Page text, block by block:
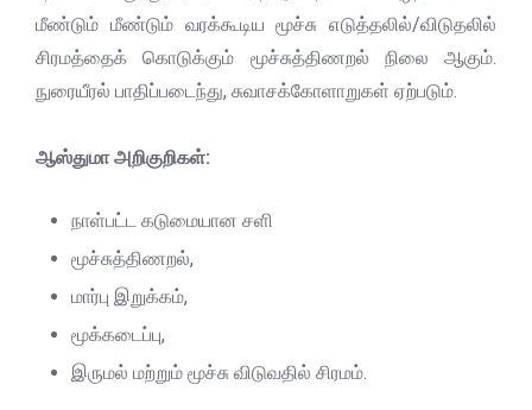
மீண்டும் மீண்டும் வரக்கூடிய மூச்சு எடுத்தலில்/விடுதலில்
சிரமத்தைக் கொடுக்கும் மூச்சுத்திணறல் நிலை ஆகும்.
நுரையீரல் பாதிப்படைந்து, சுவாசக்கோளாறுகள் ஏற்படும்.
ஆஸ்துமா அறிகுறிகள்:
நாள்பட்ட கடுமையான சளி
மூச்சுத்திணறல்,
மார்பு இறுக்கம்,
மூக்கடைப்பு,
இருமல் மற்றும் மூச்சு விடுவதில் சிரமம்.